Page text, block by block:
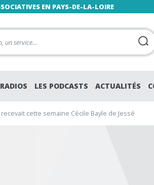
EN PAYS-DE-LA-LOIRE
LES PODCASTS ACTUALITÉS
recevait cette semaine Cécile Bayle de Jessé